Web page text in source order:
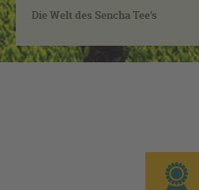
Die Welt des Sencha Tee’s